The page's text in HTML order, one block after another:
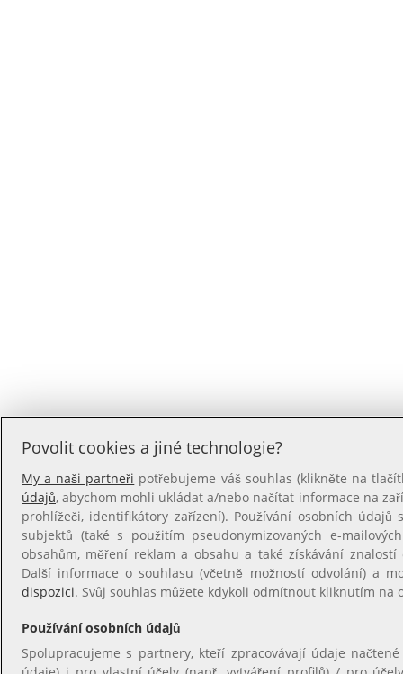
Povolit cookies a jiné technologie?
My a naši partneři potřebujeme váš souhlas (klikněte na
údajů, abychom mohli ukládat a/nebo načítat informace na
prohlížeči, identifikátory zařízení). Používání osobních
subjektů (také s použitím pseudonymizovaných e-
obsahům, měření reklam a obsahu a také získávání
Další informace o souhlasu (včetně možností odvolání) a
dispozici. Svůj souhlas můžete kdykoli odmítnout kliknutím na
Používání osobních údajů
Spolupracujeme s partnery, kteří zpracovávají údaje